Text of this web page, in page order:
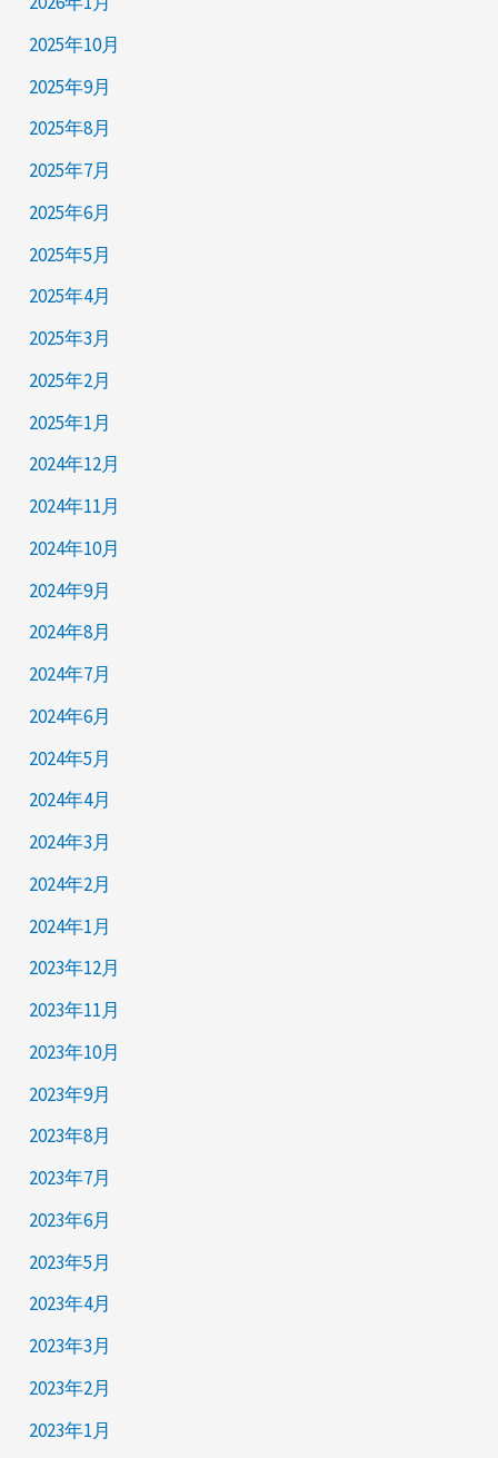
2025年10月
2025年9月
2025年8月
2025年7月
2025年6月
2025年5月
2025年4月
2025年3月
2025年2月
2025年1月
2024年12月
2024年11月
2024年10月
2024年9月
2024年8月
2024年7月
2024年6月
2024年5月
2024年4月
2024年3月
2024年2月
2024年1月
2023年12月
2023年11月
2023年10月
2023年9月
2023年8月
2023年7月
2023年6月
2023年5月
2023年4月
2023年3月
2023年2月
2023年1月